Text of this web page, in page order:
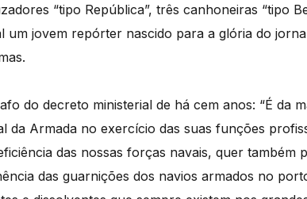
“tipo República”, três canhoneiras “tipo
um jovem repórter nascido para a glória do
do decreto ministerial de há cem anos: “É da
da Armada no exercício das suas funções
das nossas forças navais, quer também
das guarnições dos navios armados no